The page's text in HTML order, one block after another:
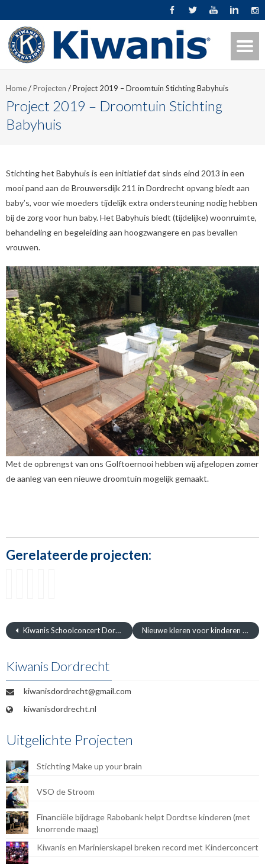
Home/Projecten /Project 2019 – Droomtuin Stichting Babyhuis
Project 2019 – Droomtuin Stichting
Babyhuis
Stichting het Babyhuis is een initiatief dat sinds eind 2013 in een
mooi pand aan de Brouwersdijk 211 in Dordrecht opvang biedt aan
baby’s, voor wie moeders tijdelijk extra ondersteuning nodig hebben
bij de zorg voor hun baby. Het Babyhuis biedt (tijdelijke) woonruimte,
behandeling en begeleiding aan hoogzwangere en pas bevallen
vrouwen.
Met de opbrengst van ons Golftoernooi hebben wij afgelopen zomer
de aanleg van een nieuwe droomtuin mogelijk gemaakt.
Gerelateerde projecten:
ASVZ
Bleyburghschool
Kiwanis Schoolconcert Dordrecht
Nieuwe kleren voor kinderen uit Rusland
Kiwanis Dordrecht
kiwanisdordrecht@gmail.com
kiwanisdordrecht.nl
Uitgelichte Projecten
Stichting Make up your brain
VSO de Stroom
Financiële bijdrage Rabobank helpt Dordtse kinderen (met
knorrende maag)
Kiwanis en Marinierskapel breken record met Kinderconcert